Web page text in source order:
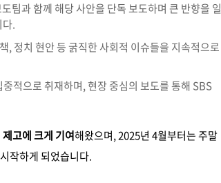
팀과 함께 해당 사안을 단독 보도하며 큰 반향을 일
.
, 정치 현안 등 굵직한 사회적 이슈들을 지속적으로
적으로 취재하며, 현장 중심의 보도를 통해 SBS
고에 크게 기여해왔으며, 2025년 4월부터는 주말
작하게 되었습니다.